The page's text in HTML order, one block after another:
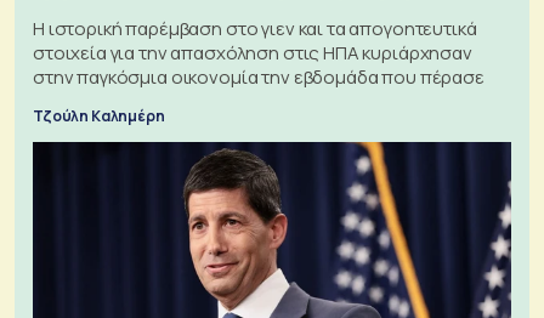
Η ιστορική παρέμβαση στο γιεν και τα απογοητευτικά
στοιχεία για την απασχόληση στις ΗΠΑ κυριάρχησαν
στην παγκόσμια οικονομία την εβδομάδα που πέρασε
Τζούλη Καλημέρη